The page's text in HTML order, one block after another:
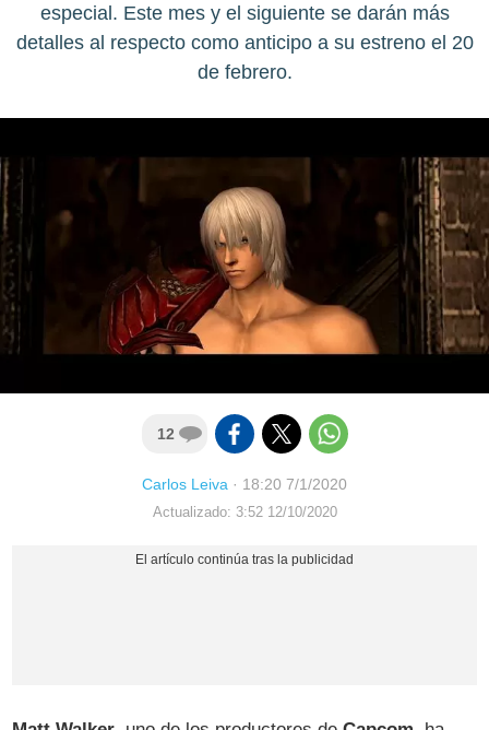
especial. Este mes y el siguiente se darán más
detalles al respecto como anticipo a su estreno el 20
de febrero.
12
Carlos Leiva · 18:20 7/1/2020
Actualizado: 3:52 12/10/2020